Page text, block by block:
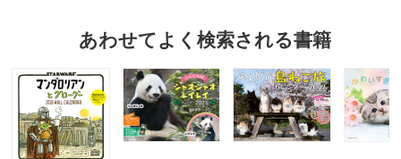
あわせてよく検索される書籍